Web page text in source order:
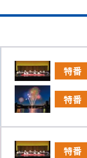
特番
特番
特番